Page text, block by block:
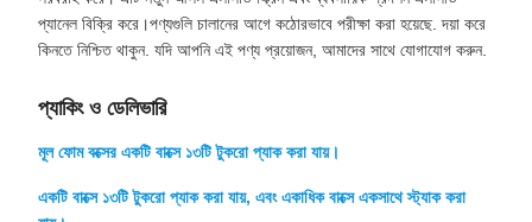
প্যানেল বিক্রি করে।পণ্যগুলি চালানের আগে কঠোরভাবে পরীক্ষা করা হয়েছে. দয়া করে
কিনতে নিশ্চিত থাকুন. যদি আপনি এই পণ্য প্রয়োজন, আমাদের সাথে যোগাযোগ করুন.
প্যাকিং ও ডেলিভারি
মূল ফোম বক্সের একটি বাক্সে ১৩টি টুকরো প্যাক করা যায়।
একটি বাক্সে ১৩টি টুকরো প্যাক করা যায়, এবং একাধিক বাক্সে একসাথে স্ট্যাক করা